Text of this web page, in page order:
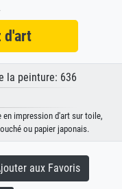
d'art
la peinture: 636
en impression d'art sur toile,
ou papier japonais.
aux Favoris